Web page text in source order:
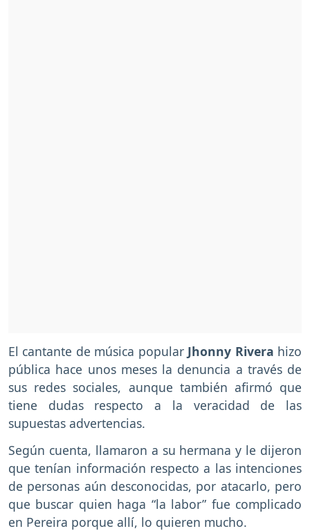
El cantante de música popular Jhonny Rivera hizo
pública hace unos meses la denuncia a través de
sus redes sociales, aunque también afirmó que
tiene dudas respecto a la veracidad de las
supuestas advertencias.
Según cuenta, llamaron a su hermana y le dijeron
que tenían información respecto a las intenciones
de personas aún desconocidas, por atacarlo, pero
que buscar quien haga “la labor” fue complicado
en Pereira porque allí, lo quieren mucho.